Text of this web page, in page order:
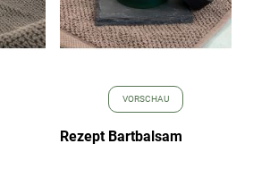
VORSCHAU
Rezept Bartbalsam